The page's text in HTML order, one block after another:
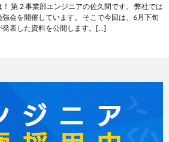
！ 第２事業部エンジニアの佐久間です。 弊社では
強会を開催しています。 そこで今回は、6月下旬
発表した資料を公開します。[…]